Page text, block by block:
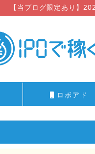
【当ブログ限定あり】
ロボアド